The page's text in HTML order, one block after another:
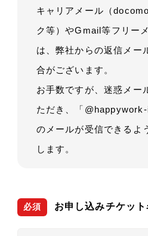
キャリアメール（
ク等）やGmail等フリー
は、弊社からの返信メー
合がございます。
お手数ですが、迷惑メー
ただき、「
のメールが受信できるよ
します。
必須 お申し込みチケット